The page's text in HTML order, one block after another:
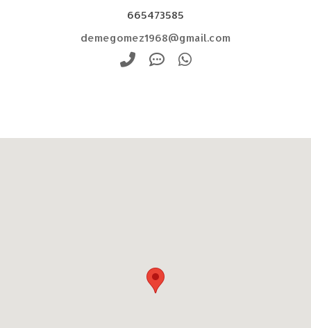
665473585
demegomez1968@gmail.com